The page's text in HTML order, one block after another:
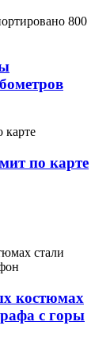
по карте
костюмах
с горы